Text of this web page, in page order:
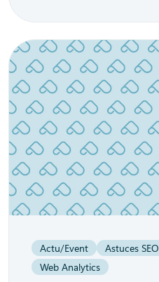
Actu/Event Astuces SEO
Web Analytics